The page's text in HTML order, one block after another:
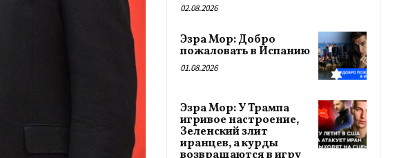
02.08.2026
Эзра Мор: Добро
пожаловать в Испанию
01.08.2026
Эзра Мор: У Трампа
игривое настроение,
Зеленский злит
иранцев, а курды